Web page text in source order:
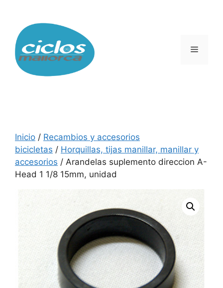
contenido
Menú
Inicio / Recambios y accesorios
bicicletas / Horquillas, tijas manillar, manillar y
accesorios / Arandelas suplemento direccion A-
Head 1 1/8 15mm, unidad